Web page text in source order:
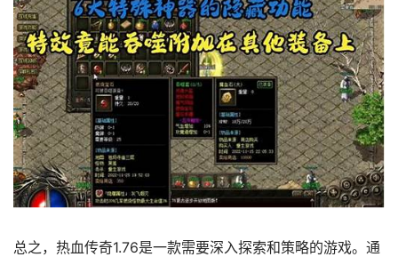
总之，热血传奇1.76是一款需要深入探索和策略的游戏。通